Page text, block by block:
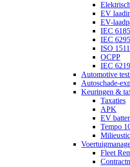
EV
EV-
IEC
IEC
ISO
OCPP
IEC
Automotive
Autoschade-
Keuringen &
Taxaties
APK
EV
Tempo
Fleet